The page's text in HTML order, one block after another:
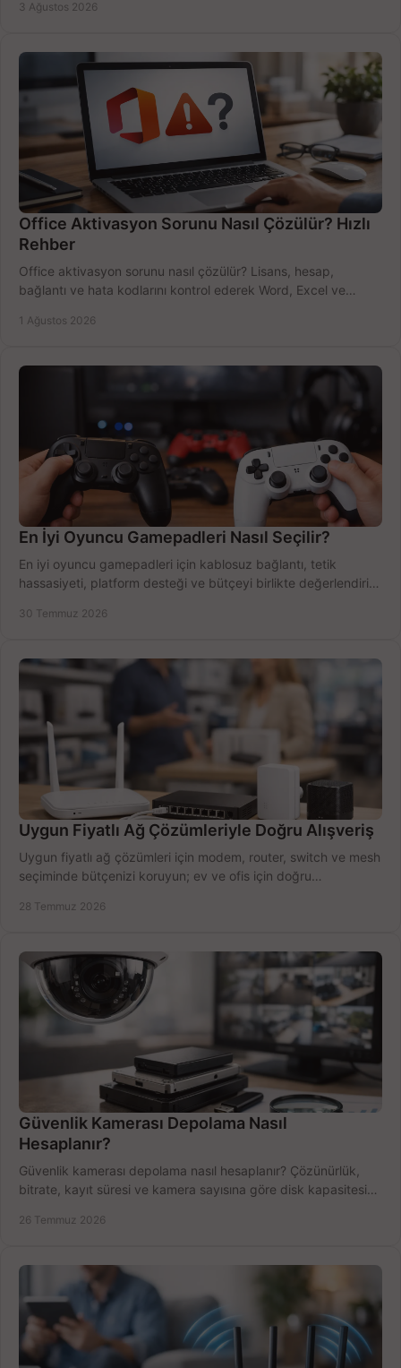
3 Ağustos 2026
Office Aktivasyon Sorunu Nasıl Çözülür? Hızlı
Rehber
Office aktivasyon sorunu nasıl çözülür? Lisans, hesap,
bağlantı ve hata kodlarını kontrol ederek Word, Excel ve
1 Ağustos 2026
En İyi Oyuncu Gamepadleri Nasıl Seçilir?
En iyi oyuncu gamepadleri için kablosuz bağlantı, tetik
hassasiyeti, platform desteği ve bütçeyi birlikte değerlendirin;
30 Temmuz 2026
Uygun Fiyatlı Ağ Çözümleriyle Doğru Alışveriş
Uygun fiyatlı ağ çözümleri için modem, router, switch ve mesh
seçiminde bütçenizi koruyun; ev ve ofis için doğru
28 Temmuz 2026
Güvenlik Kamerası Depolama Nasıl
Hesaplanır?
Güvenlik kamerası depolama nasıl hesaplanır? Çözünürlük,
bitrate, kayıt süresi ve kamera sayısına göre disk kapasitesini
26 Temmuz 2026